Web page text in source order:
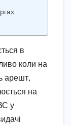
в
коли на
арешт,
на
у